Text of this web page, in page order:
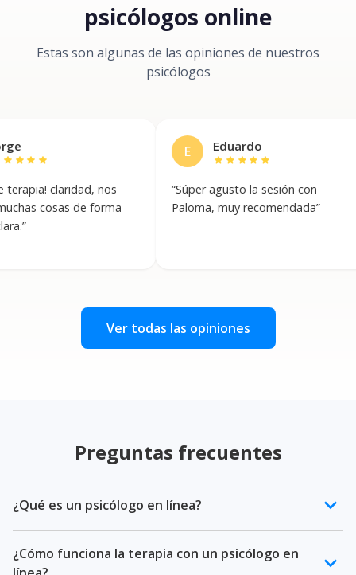
psicólogos online
Estas son algunas de las opiniones de nuestros
psicólogos
nos
de forma
Eduardo
star starstar star
Súper agusto la sesión con
Paloma, muy recomendada”
Ver todas las opiniones
Preguntas frecuentes
¿Qué es un psicólogo en línea? keyboard_arrow_down
mental certificado que ofrece terapia psicológica a
¿Cómo funciona la terapia con un psicólogo en
keyboard_arrow_down